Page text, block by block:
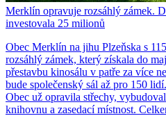
Merklín opravuje rozsáhlý zámek.
investovala 25 milionů
Obec Merklín na jihu Plzeňska s
rozsáhlý zámek, který získala do
přestavbu kinosálu v patře za více
bude společenský sál až pro 150
Obec už opravila střechy,
knihovnu a zasedací místnost.